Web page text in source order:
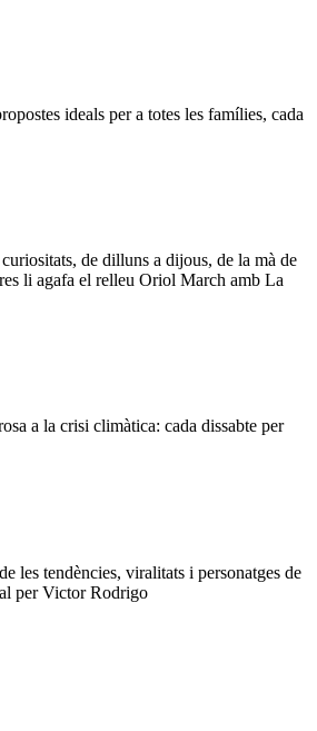
ideals per a totes les famílies, cada
de dilluns a dijous, de la mà de
li agafa el relleu Oriol March amb La
a la crisi climàtica: cada dissabte per
les tendències, viralitats i personatges de
per Victor Rodrigo